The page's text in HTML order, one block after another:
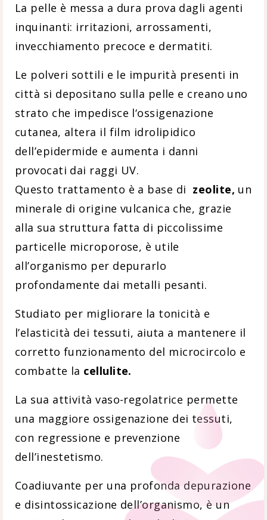
La pelle è messa a dura prova dagli agenti
inquinanti: irritazioni, arrossamenti,
invecchiamento precoce e dermatiti.
Le polveri sottili e le impurità presenti in
città si depositano sulla pelle e creano uno
strato che impedisce l‘ossigenazione
cutanea, altera il film idrolipidico
dell’epidermide e aumenta i danni
provocati dai raggi UV.
Questo trattamento è a base di zeolite, un
minerale di origine vulcanica che, grazie
alla sua struttura fatta di piccolissime
particelle microporose, è utile
all’organismo per depurarlo
profondamente dai metalli pesanti.
Studiato per migliorare la tonicità e
l’elasticità dei tessuti, aiuta a mantenere il
corretto funzionamento del microcircolo e
combatte la cellulite.
La sua attività vaso-regolatrice permette
una maggiore ossigenazione dei tessuti,
con regressione e prevenzione
dell’inestetismo.
Coadiuvante per una profonda depurazione
e disintossicazione dell’organismo, è un